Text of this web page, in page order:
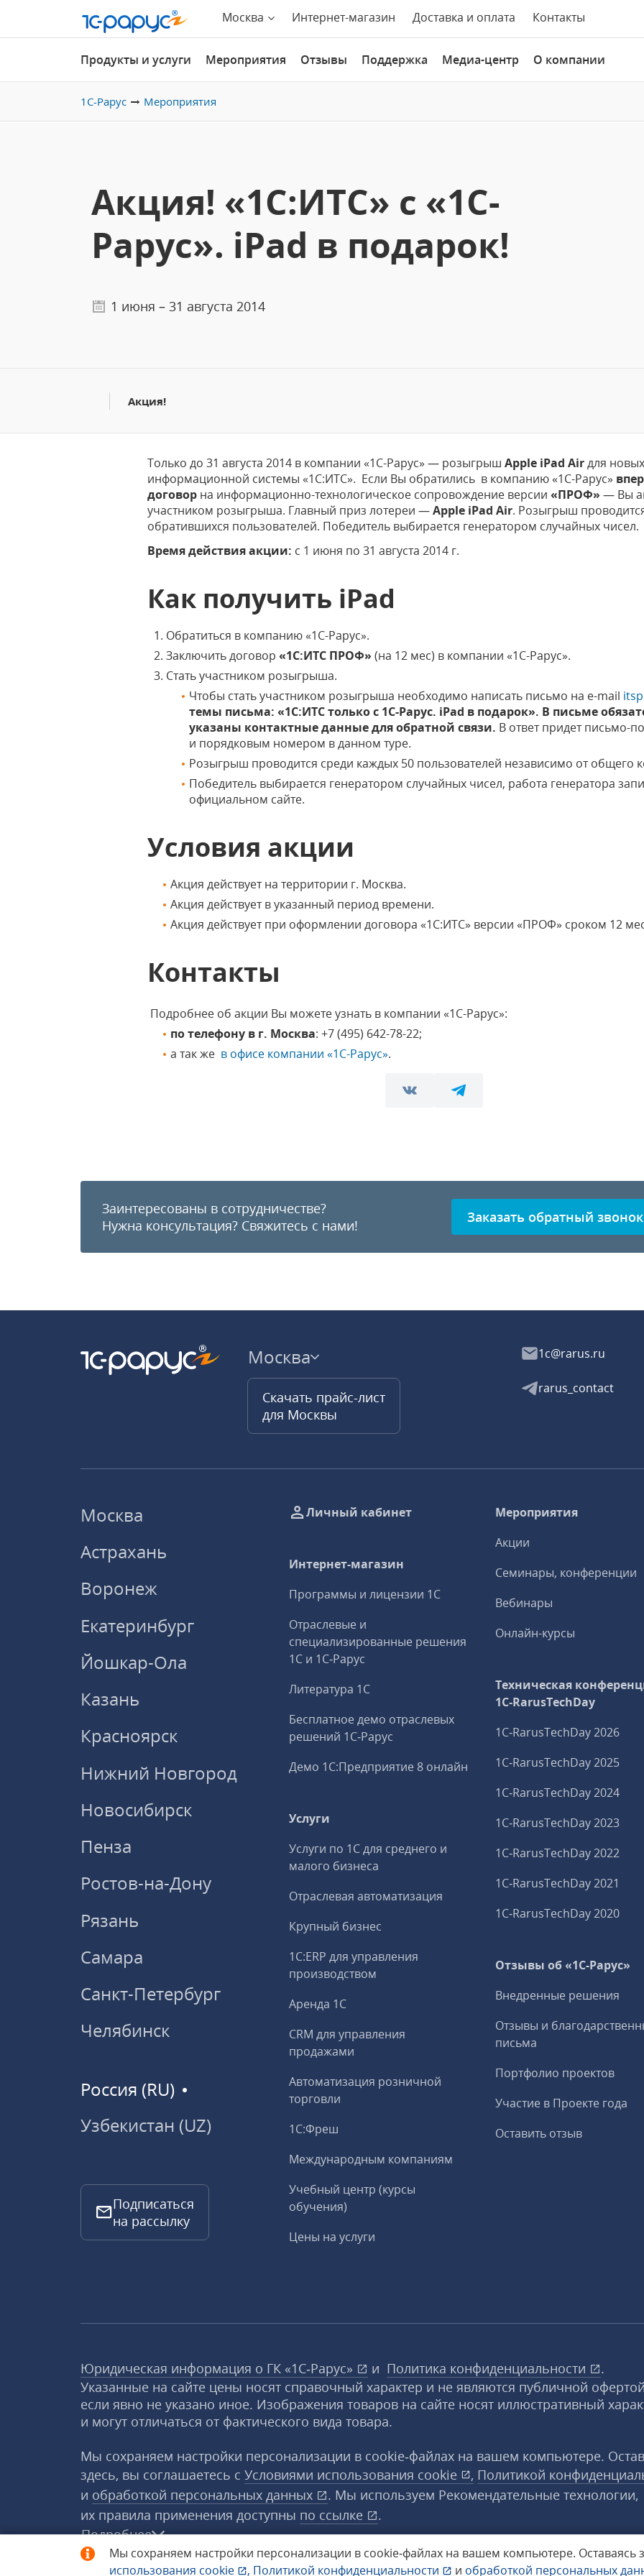
Москва Интернет-магазин Доставка и оплата Контакты
Продукты и услуги Мероприятия Отзывы Поддержка Медиа-центр О компании
1С-Рарус Мероприятия
Акция! «1С:ИТС» с «1С-
Рарус». iPad в подарок!
1 июня – 31 августа 2014
Акция!
Только до 31 августа 2014 в компании «1С-Рарус» — розыгрышApple iPad Airдля
информационной системы «1С:ИТС». Если Вы обратились в компанию «1С-Рарус»
договор на информационно-технологическое сопровождение версии«ПРОФ» — Вы
участником розыгрыша. Главный приз лотереи —Apple iPad Air. Розыгрыш
обратившихся пользователей. Победитель выбирается генератором случайных чисел.
Время действия акции: с 1 июня по 31 августа 2014 г.
Как получить iPad
Обратиться в компанию «1С-Рарус».
Заключить договор«1С:ИТС ПРОФ» (на 12 мес) в компании «1С-Рарус».
Стать участником розыгрыша.
Чтобы стать участником розыгрыша необходимо написать письмо на e-mail
темы письма: «1С:ИТС только с 1С-Рарус. iPad в подарок». В письме
указаны контактные данные для обратной связи. В ответ придет письмо-
и порядковым номером в данном туре.
Розыгрыш проводится среди каждых 50 пользователей независимо от общего
Победитель выбирается генератором случайных чисел, работа генератора
официальном сайте.
Условия акции
Акция действует на территории г. Москва.
Акция действует в указанный период времени.
Акция действует при оформлении договора «1С:ИТС» версии «ПРОФ» сроком 12
Контакты
Подробнее об акции Вы можете узнать в компании «1С-Рарус»:
по телефону в г. Москва: +7 (495) 642-78-22;
а так же в офисе компании «1С-Рарус».
Заинтересованы в сотрудничестве?
Нужна консультация? Свяжитесь с нами! Заказать обратный звонок
Мы сохраняем настройки персонализации в cookie‑файлах на вашем компьютере. Оставаясь
использования cookie , Политикой конфиденциальности и обработкой персональных
Москва
Скачать прайс-лист
для Москвы
1c@rarus.ru
rarus_contact
Москва
Астрахань
Воронеж
Екатеринбург
Йошкар-Ола
Казань
Красноярск
Нижний Новгород
Новосибирск
Пенза
Ростов-на-Дону
Рязань
Самара
Санкт-Петербург
Челябинск
Россия (RU)
Узбекистан (UZ)
Подписаться
на рассылку
Личный кабинет
Интернет-магазин
Программы и лицензии 1С
Отраслевые и
специализированные решения
1С и 1С‑Рарус
Литература 1С
Бесплатное демо отраслевых
решений 1С‑Рарус
Демо 1С:Предприятие 8 онлайн
Услуги
Услуги по 1С для среднего и
малого бизнеса
Отраслевая автоматизация
Крупный бизнес
1С:ERP для управления
производством
Аренда 1С
CRM для управления
продажами
Автоматизация розничной
торговли
1С:Фреш
Международным компаниям
Учебный центр (курсы
обучения)
Цены на услуги
Мероприятия
Акции
Семинары, конференции
Вебинары
Онлайн-курсы
Техническая
1C‑RarusTechDay
1C‑RarusTechDay 2026
1C‑RarusTechDay 2025
1C‑RarusTechDay 2024
1C‑RarusTechDay 2023
1C‑RarusTechDay 2022
1C‑RarusTechDay 2021
1C‑RarusTechDay 2020
Отзывы об «1С-Рарус»
Внедренные решения
Отзывы и
письма
Портфолио проектов
Участие в Проекте года
Оставить отзыв
Юридическая информация о ГК «1С‑Рарус» и Политика конфиденциальности
.
Указанные на сайте цены носят справочный характер и не являются публичной
если явно не указано иное. Изображения товаров на сайте носят иллюстративный
и могут отличаться от фактического вида товара.
Мы сохраняем настройки персонализации в cookie‑файлах на вашем компьютере.
здесь, вы соглашаетесь с Условиями использования cookie , Политикой
и обработкой персональных данных
. Мы используем Рекомендательные технологии,
их правила применения доступны по ссылке
.
Подробнее